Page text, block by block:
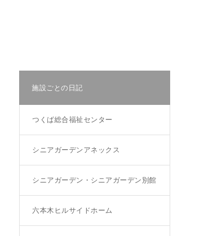
施設ごとの日記
つくば総合福祉センター
シニアガーデンアネックス
シニアガーデン・シニアガーデン別館
六本木ヒルサイドホーム